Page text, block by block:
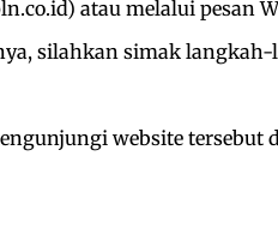
atau melalui pesan
silahkan simak
website tersebut